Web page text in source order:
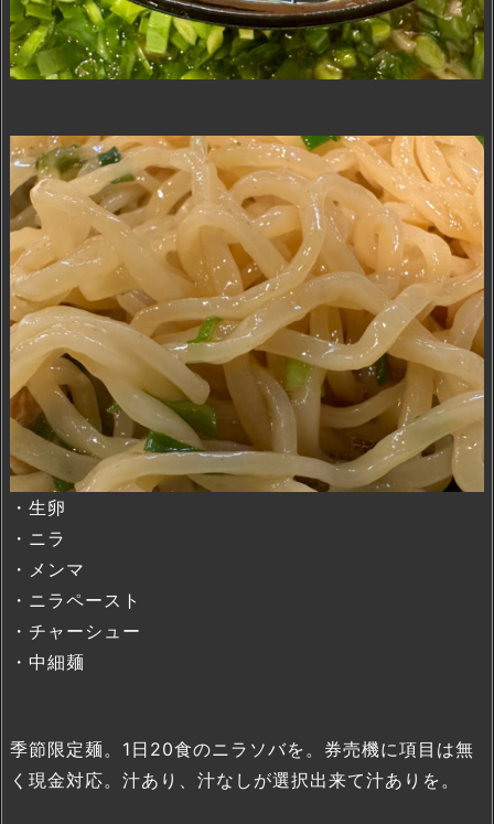
・生卵
・ニラ
・メンマ
・ニラペースト
・チャーシュー
・中細麺
季節限定麺。1日20食のニラソバを。券売機に項目は無
く現金対応。汁あり、汁なしが選択出来て汁ありを。